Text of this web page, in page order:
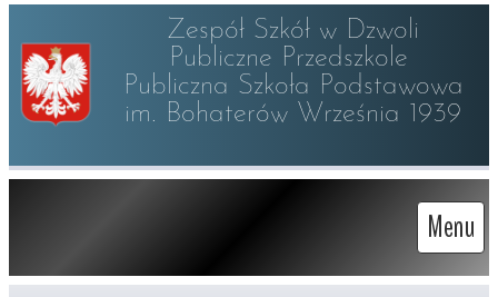
Zespół Szkół w Dzwoli
Publiczne Przedszkole
Publiczna Szkoła Podstawowa
im. Bohaterów Września 1939
Menu